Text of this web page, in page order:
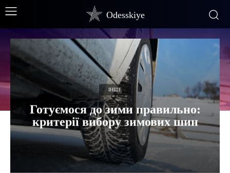
Odesskiye
ІНШЕ
Готуємося до зими правильно:
критерії вибору зимових шин